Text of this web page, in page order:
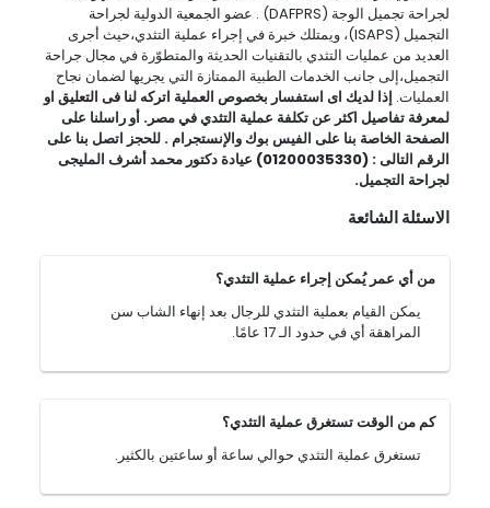
لجراحة تجميل الوجة (DAFPRS) . عضو الجمعية الدولية لجراحة
التجميل (ISAPS)، ويمتلك خبرة في إجراء عملية التثدي،حيث أجرى
العديد من عمليات التثدي بالتقنيات الحديثة والمتطوّرة في مجال جراحة
التجميل،إلى جانب الخدمات الطبية الممتازة التي يجريها لضمان نجاح
العمليات. إذا لديك اى استفسار بخصوص العملية اتركه لنا فى التعليق او
لمعرفة تفاصيل اكثر عن تكلفة عملية التثدي فيمصر. أو راسلنا على
الصفحة الخاصة بنا على الفيس بوك والإنستجرام . للحجز اتصل بنا على
الرقم التالى : (01200035330) عيادة دكتور محمد أشرف المليجى
لجراحة التجميل.
الاسئلة الشائعة
من أي عمر يُمكن إجراء عملية التثدي؟
يمكن القيام بعملية التثدي للرجال بعد إنهاء الشاب سن
المراهقة أي في حدود الـ 17 عامًا.
كم من الوقت تستغرق عملية التثدي؟
تستغرق عملية التثدي حوالي ساعة أو ساعتين بالكثير.